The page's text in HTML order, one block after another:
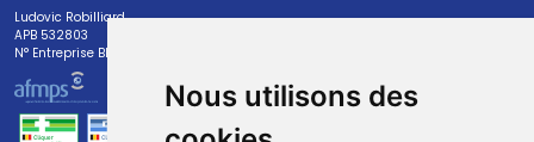
Nous utilisons des
Ludovic Robilliard
APB 532803
N° Entreprise BE0447.382.113